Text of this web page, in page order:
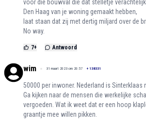
voor die bouwval die dat stelletje
Den Haag van je woning gemaakt hebben,
laat staan dat zij met dertig miljard over de
No way.
7+ Antwoord
wim 31 maart 2023 om 20:57 + 138331
50000 per inwoner. Nederland is Sinterklaas
Ga kijken naar de mensen die werkelijke
vergoeden. Wat ik weet dat er een hoop
graantje mee willen pikken.